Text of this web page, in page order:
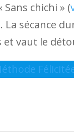
Sans chichi » (
La sécance
et vaut le